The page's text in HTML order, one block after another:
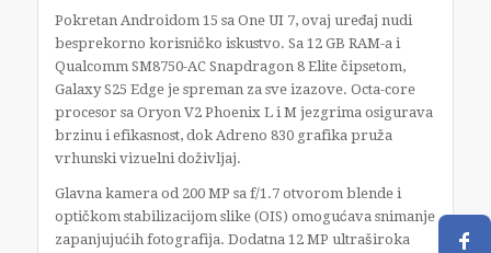
Pokretan Androidom 15 sa One UI 7, ovaj uređaj nudi
besprekorno korisničko iskustvo. Sa 12 GB RAM-a i
Qualcomm SM8750-AC Snapdragon 8 Elite čipsetom,
Galaxy S25 Edge je spreman za sve izazove. Octa-core
procesor sa Oryon V2 Phoenix L i M jezgrima osigurava
brzinu i efikasnost, dok Adreno 830 grafika pruža
vrhunski vizuelni doživljaj.
Glavna kamera od 200 MP sa f/1.7 otvorom blende i
optičkom stabilizacijom slike (OIS) omogućava snimanje
zapanjujućih fotografija. Dodatna 12 MP ultraširoka